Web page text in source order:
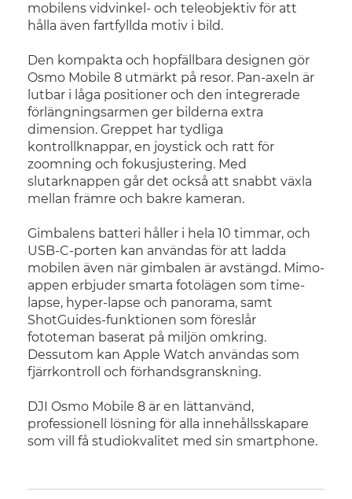
mobilens vidvinkel- och teleobjektiv för att
hålla även fartfyllda motiv i bild.
Den kompakta och hopfällbara designen gör
Osmo Mobile 8 utmärkt på resor. Pan-axeln är
lutbar i låga positioner och den integrerade
förlängningsarmen ger bilderna extra
dimension. Greppet har tydliga
kontrollknappar, en joystick och ratt för
zoomning och fokusjustering. Med
slutarknappen går det också att snabbt växla
mellan främre och bakre kameran.
Gimbalens batteri håller i hela 10 timmar, och
USB-C-porten kan användas för att ladda
mobilen även när gimbalen är avstängd. Mimo-
appen erbjuder smarta fotolägen som time-
lapse, hyper-lapse och panorama, samt
ShotGuides-funktionen som föreslår
fototeman baserat på miljön omkring.
Dessutom kan Apple Watch användas som
fjärrkontroll och förhandsgranskning.
DJI Osmo Mobile 8 är en lättanvänd,
professionell lösning för alla innehållsskapare
som vill få studiokvalitet med sin smartphone.